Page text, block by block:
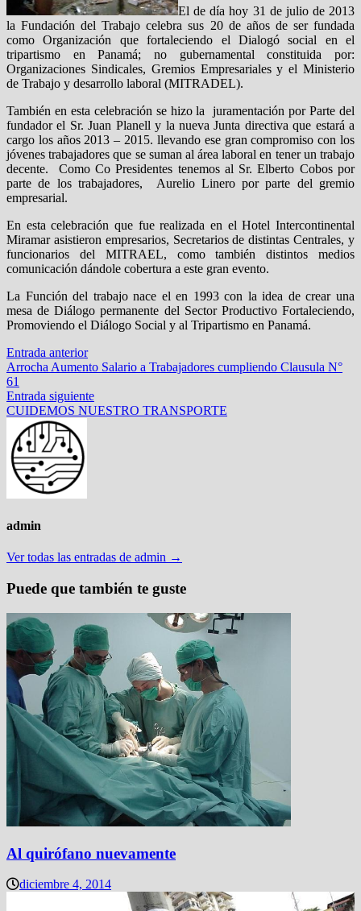
El de día hoy 31 de julio de 2013
la Fundación del Trabajo celebra sus 20 de años de ser fundada
como Organización que fortaleciendo el Dialogó social en el
tripartismo en Panamá; no gubernamental constituida por:
Organizaciones Sindicales, Gremios Empresariales y el Ministerio
de Trabajo y desarrollo laboral (MITRADEL).
También en esta celebración se hizo la juramentación por Parte del
fundador el Sr. Juan Planell y la nueva Junta directiva que estará a
cargo los años 2013 – 2015. llevando ese gran compromiso con los
jóvenes trabajadores que se suman al área laboral en tener un trabajo
decente. Como Co Presidentes tenemos al Sr. Elberto Cobos por
parte de los trabajadores, Aurelio Linero por parte del gremio
empresarial.
En esta celebración que fue realizada en el Hotel Intercontinental
Miramar asistieron empresarios, Secretarios de distintas Centrales, y
funcionarios del MITRAEL, como también distintos medios
comunicación dándole cobertura a este gran evento.
La Función del trabajo nace el en 1993 con la idea de crear una
mesa de Diálogo permanente del Sector Productivo Fortaleciendo,
Promoviendo el Diálogo Social y al Tripartismo en Panamá.
Navegación
de
entradas
Entrada anteriorEntrada
anterior:
Arrocha Aumento Salario a Trabajadores cumpliendo Clausula N°
61
Entrada siguienteEntrada
siguiente:
CUIDEMOS NUESTRO TRANSPORTE
admin
Ver todas las entradas de admin →
Puede que también te guste
Al quirófano nuevamente
diciembre 4, 2014